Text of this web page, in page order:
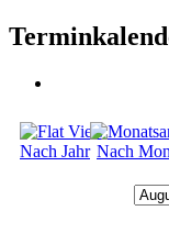
Nach Jahr Nach